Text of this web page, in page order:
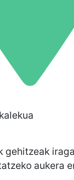
gehitzeak
aukera